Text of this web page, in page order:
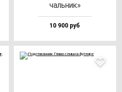
чаль­ник»
10 900 руб